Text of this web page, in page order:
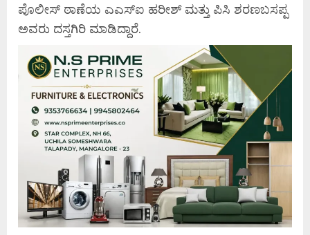
ಪೊಲೀಸ್ ಠಾಣೆಯ ಎಎಸ್‌ಐ ಹರೀಶ್ ಮತ್ತು ಪಿಸಿ ಶರಣಬಸಪ್ಪ
ಅವರು ದಸ್ತಗಿರಿ ಮಾಡಿದ್ದಾರೆ.